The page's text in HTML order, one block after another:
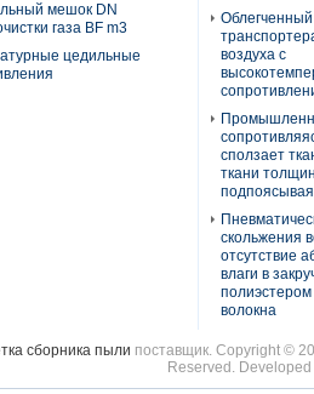
мешок DN
газа BF m3
цедильные
воздуха с
сползает
ткани
подпоясывая
скольжения
отсутствие
влаги в
волокна
сборника пыли поставщик. Copyright ©
Reserved.